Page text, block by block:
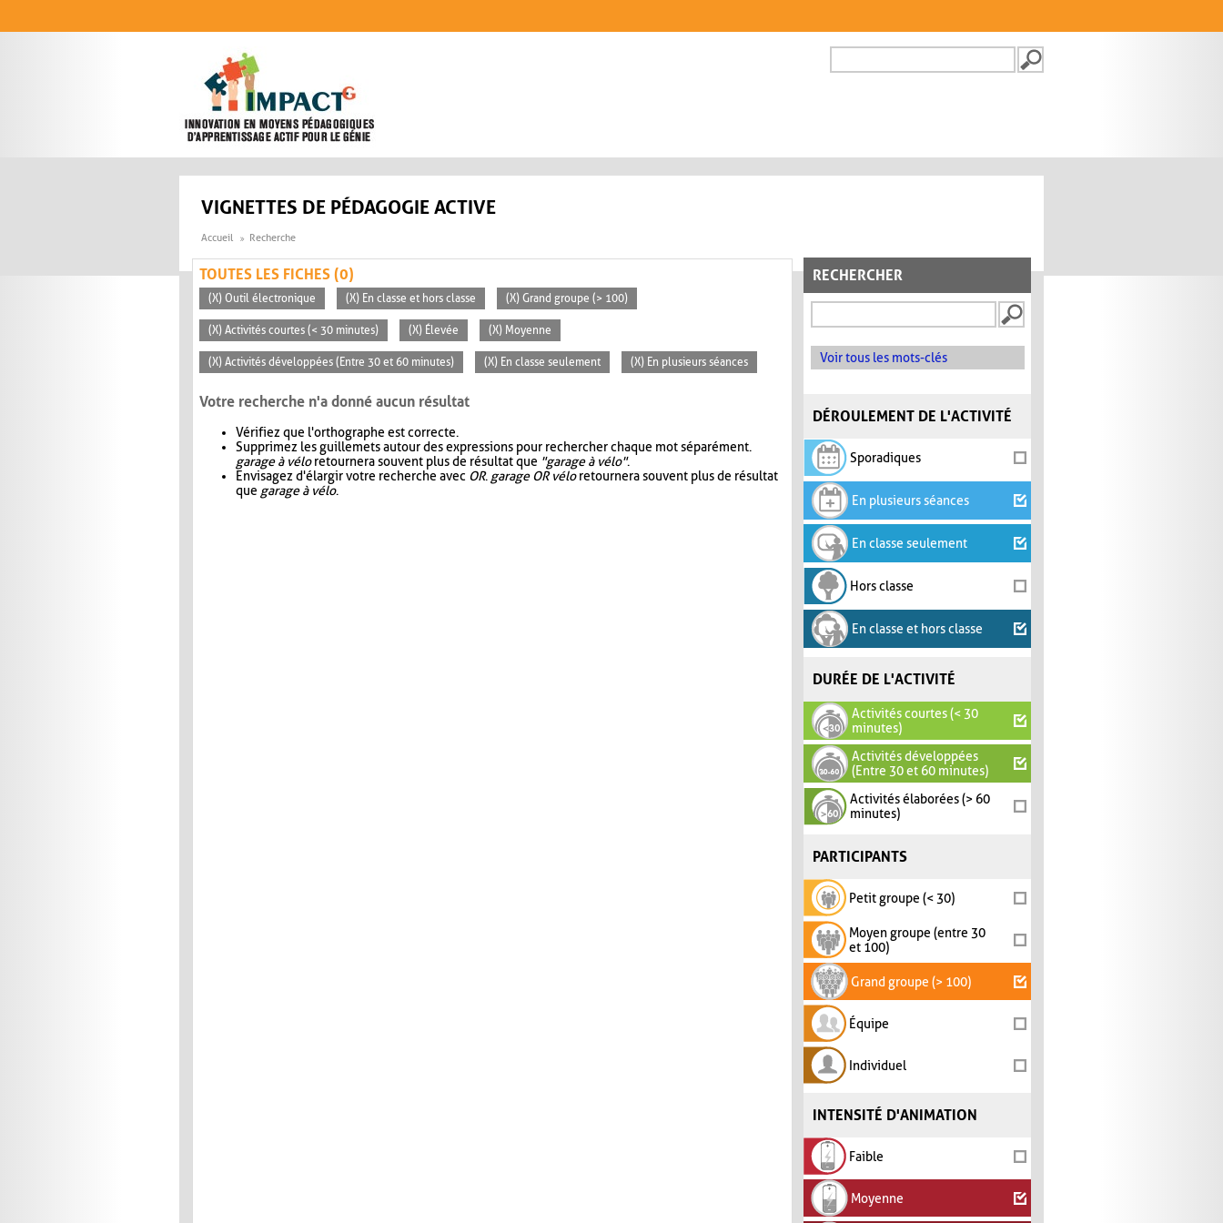
FORMULAIRE DE
VIGNETTES DE PÉDAGOGIE ACTIVE
Accueil Recherche
RECHERCHER
Voir tous les mots-clés
DÉROULEMENT DE L'ACTIVITÉ
Sporadiques
En plusieurs séances
En classe seulement
Hors classe
En classe et hors classe
DURÉE DE L'ACTIVITÉ
Activités courtes (< 30
minutes)
Activités développées
(Entre 30 et 60 minutes)
Activités élaborées (> 60
minutes)
PARTICIPANTS
Petit groupe (< 30)
Moyen groupe (entre 30
et 100)
Grand groupe (> 100)
Équipe
Individuel
INTENSITÉ D'ANIMATION
Faible
Moyenne
TOUTES LES FICHES (0)
(X) Outil électronique (X) En classe et hors classe (X) Grand groupe (> 100)
(X) Activités courtes (< 30 minutes) (X) Élevée (X) Moyenne
(X) Activités développées (Entre 30 et 60 minutes) (X) En classe seulement (X) En plusieurs séances
Votre recherche n'a donné aucun résultat
Vérifiez que l'orthographe est correcte.
Supprimez les guillemets autour des expressions pour rechercher chaque mot séparément.
garage à véloretournera souvent plus de résultat que "garage à vélo".
Envisagez d'élargir votre recherche avec OR. garage OR véloretournera souvent plus de résultat
que garage à vélo.